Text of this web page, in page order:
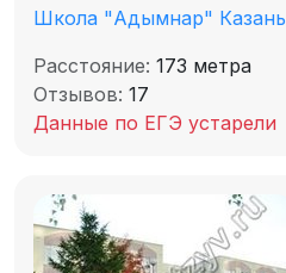
Школа "Адымнар" Казань
Расстояние: 173 метра
Отзывов: 17
Данные по ЕГЭ устарели